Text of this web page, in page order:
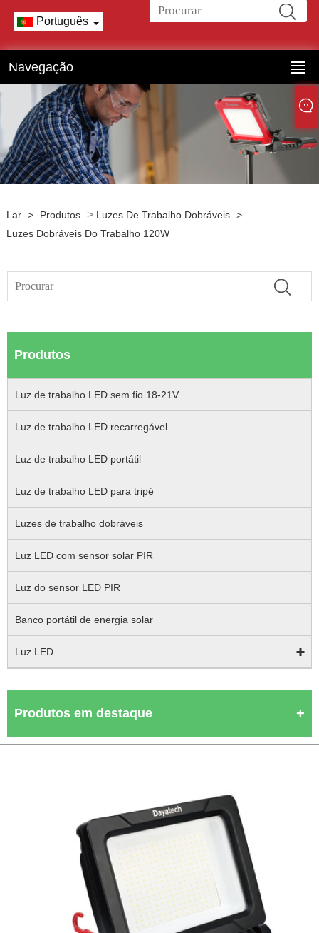
Português
Navegação
Lar > Produtos > Luzes De Trabalho Dobráveis >
Luzes Dobráveis ​​do Trabalho 120W
Produtos
Luz de trabalho LED sem fio 18-21V
Luz de trabalho LED recarregável
Luz de trabalho LED portátil
Luz de trabalho LED para tripé
Luzes de trabalho dobráveis
Luz LED com sensor solar PIR
Luz do sensor LED PIR
Banco portátil de energia solar
Luz LED
Produtos em destaque